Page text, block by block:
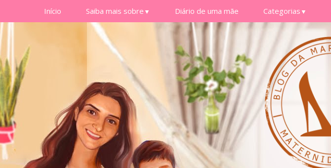
Início Saiba mais sobre ▼ Diário de uma mãe Categorias ▼